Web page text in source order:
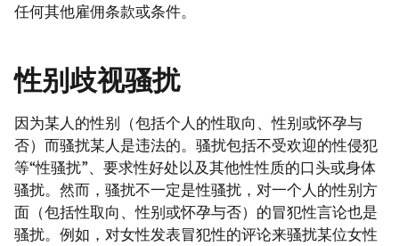
任何其他雇佣条款或条件。
性别歧视骚扰
因为某人的性别（包括个人的性取向、性别或怀孕与
否）而骚扰某人是违法的。骚扰包括不受欢迎的性侵犯
等“性骚扰”、要求性好处以及其他性性质的口头或身体
骚扰。然而，骚扰不一定是性骚扰，对一个人的性别方
面（包括性取向、性别或怀孕与否）的冒犯性言论也是
骚扰。例如，对女性发表冒犯性的评论来骚扰某位女性